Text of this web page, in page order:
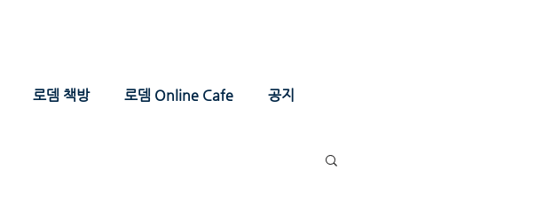
로뎀 책방 로뎀 Online Cafe 공지